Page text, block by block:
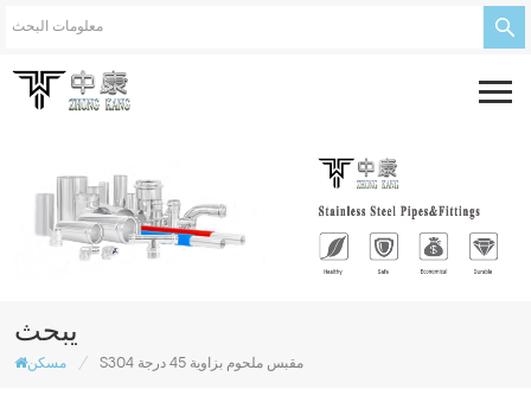
يبحث
مسكن / S304 مقبس ملحوم بزاوية 45 درجة